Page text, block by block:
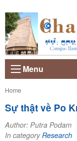
Menu
Current:
Home
Sự thật về Po
Author: Putra Podam
In categoryResearch